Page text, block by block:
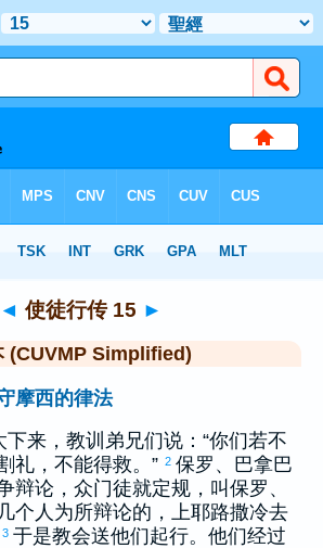
◄ 使徒行传 15 ►
(CUVMP Simplified)
摩西的律法
下来，教训弟兄们说：“你们若不
礼，不能得救。” 2 保罗 、
巴拿巴
辩论，众门徒就定规，叫 保罗 、
个人为所辩论的，上耶路撒冷去
3 于是教会送他们起行。他们经过